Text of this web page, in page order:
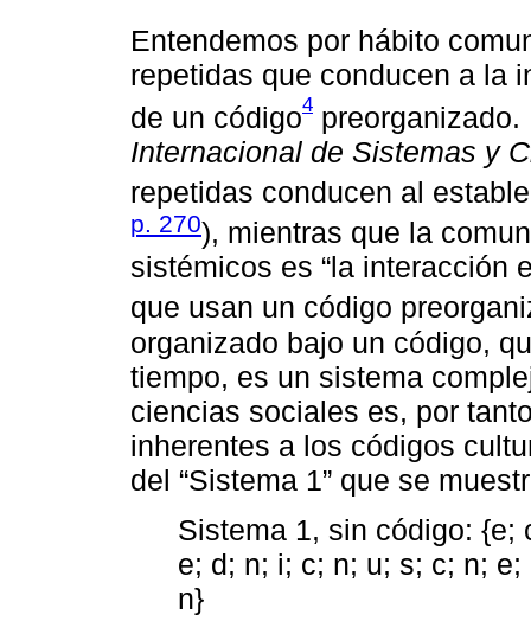
Entendemos por hábito
repetidas que conducen a la
de un código4
Internacional de Sistemas y
repetidas conducen al
p. 270), mientras que la
sistémicos es “la interacción
que usan un código
organizado bajo un código,
tiempo, es un sistema
ciencias sociales es, por
inherentes a los códigos
del “Sistema 1” que se
Sistema 1, sin código: {e;
e; d; n; i; c; n; u; s; c; n;
n}